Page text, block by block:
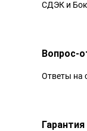
СДЭК и
Вопрос-
Ответы на
Гарантия